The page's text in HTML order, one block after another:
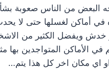
البعض من الناس صعوبة
في أماكن لغسلها حتى لا
خدش ويفضل الكثير من
في الأماكن المتواجدين بها
اي مكان اخر كل هذا يتم…